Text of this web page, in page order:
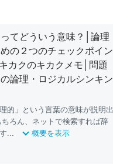
ってどういう意味？│論理
の２つのチェックポイン
カクのキカクメモ│問題
論理・ロジカルシンキン
的」という言葉の意味が説明出
ろん、ネットで検索すれば辞
...
概要を表示